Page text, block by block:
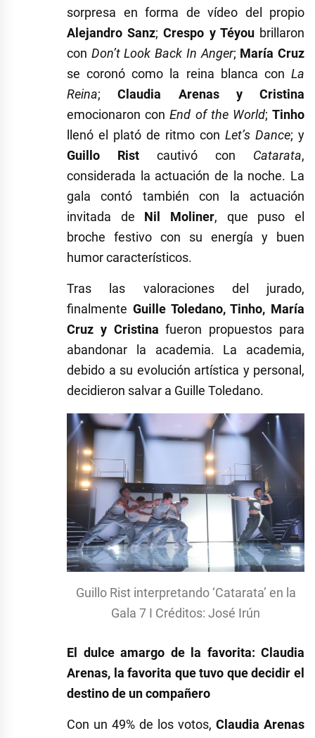
sorpresa en forma de vídeo del propio
Alejandro Sanz;Crespo y Téyoubrillaron
con Don’t Look Back In Anger; María Cruz
se coronó como la reina blanca con La
Reina;Claudia Arenas y Cristina
emocionaron conEnd of the World;Tinho
llenó el plató de ritmo con Let’s Dance; y
Guillo Rist cautivó con Catarata,
considerada la actuación de la noche. La
gala contó también con la actuación
invitada de Nil Moliner, que puso el
broche festivo con su energía y buen
humor característicos.
Tras las valoraciones del jurado,
finalmente Guille Toledano, Tinho, María
Cruz y Cristina fueron propuestos para
abandonar la academia. La academia,
debido a su evolución artística y personal,
decidieron salvar a Guille Toledano.
Guillo Rist interpretando ‘Catarata’ en la
Gala 7 I Créditos: José Irún
El dulce amargo de la favorita: Claudia
Arenas, la favorita que tuvo que decidir el
destino de un compañero
Con un 49% de los votos, Claudia Arenas